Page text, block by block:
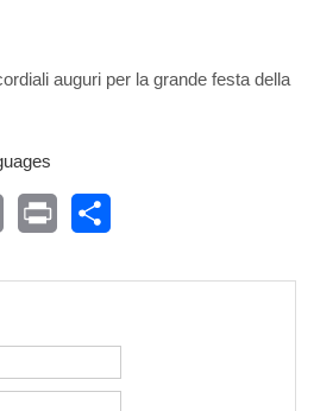
auguri per la grande festa della